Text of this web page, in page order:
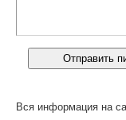
Вся информация на